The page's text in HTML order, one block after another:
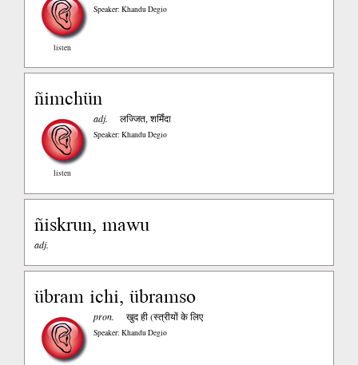
listen
Speaker: Khandu Degio
ñimchün
listen
adj. लज्जित, शर्मिंदा
Speaker: Khandu Degio
ñiskrun, mawu
adj.
übram ichi, übramso
pron. खुद ही (स्त्रीयों के लिए
Speaker: Khandu Degio